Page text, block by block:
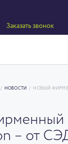
Заказать звонок
/ НОВОСТИ /
НОВЫЙ
– от